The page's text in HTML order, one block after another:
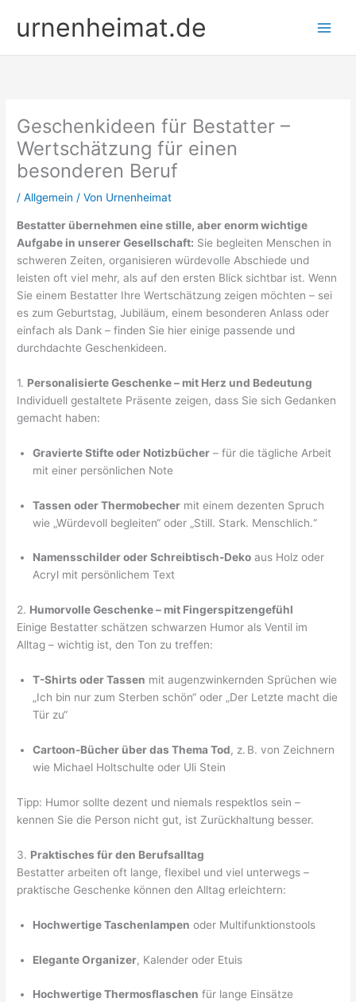
Inhalturnenheimat.de
Geschenkideen für Bestatter –
Wertschätzung für einen
besonderen Beruf
/Allgemein / Von Urnenheimat
Bestatter übernehmen eine stille, aber enorm wichtige
Aufgabe in unserer Gesellschaft: Sie begleiten Menschen in
schweren Zeiten, organisieren würdevolle Abschiede und
leisten oft viel mehr, als auf den ersten Blick sichtbar ist. Wenn
Sie einem Bestatter Ihre Wertschätzung zeigen möchten – sei
es zum Geburtstag, Jubiläum, einem besonderen Anlass oder
einfach als Dank – finden Sie hier einige passende und
durchdachte Geschenkideen.
1. Personalisierte Geschenke – mit Herz und Bedeutung
Individuell gestaltete Präsente zeigen, dass Sie sich Gedanken
gemacht haben:
Gravierte Stifte oder Notizbücher – für die tägliche Arbeit
mit einer persönlichen Note
Tassen oder Thermobecher mit einem dezenten Spruch
wie „Würdevoll begleiten“ oder „Still. Stark. Menschlich.“
Namensschilder oder Schreibtisch-Deko aus Holz oder
Acryl mit persönlichem Text
2. Humorvolle Geschenke – mit Fingerspitzengefühl
Einige Bestatter schätzen schwarzen Humor als Ventil im
Alltag – wichtig ist, den Ton zu treffen:
T-Shirts oder Tassen mit augenzwinkernden Sprüchen wie
„Ich bin nur zum Sterben schön“ oder „Der Letzte macht die
Tür zu“
Cartoon-Bücher über das Thema Tod, z. B. von Zeichnern
wie Michael Holtschulte oder Uli Stein
Tipp: Humor sollte dezent und niemals respektlos sein –
kennen Sie die Person nicht gut, ist Zurückhaltung besser.
3. Praktisches für den Berufsalltag
Bestatter arbeiten oft lange, flexibel und viel unterwegs –
praktische Geschenke können den Alltag erleichtern:
Hochwertige Taschenlampen oder Multifunktionstools
Elegante Organizer, Kalender oder Etuis
Hochwertige Thermosflaschen für lange Einsätze